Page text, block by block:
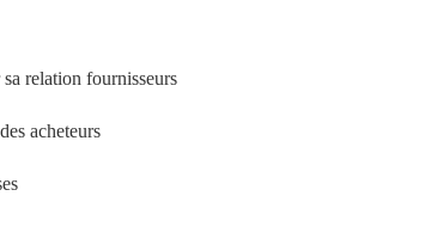
relation fournisseurs
acheteurs